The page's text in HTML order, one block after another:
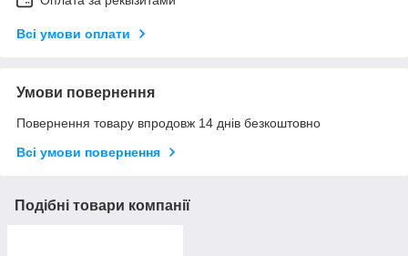
Всі умови оплати
Умови повернення
Повернення товару впродовж 14 днів безкоштовно
Всі умови повернення
Подібні товари компанії